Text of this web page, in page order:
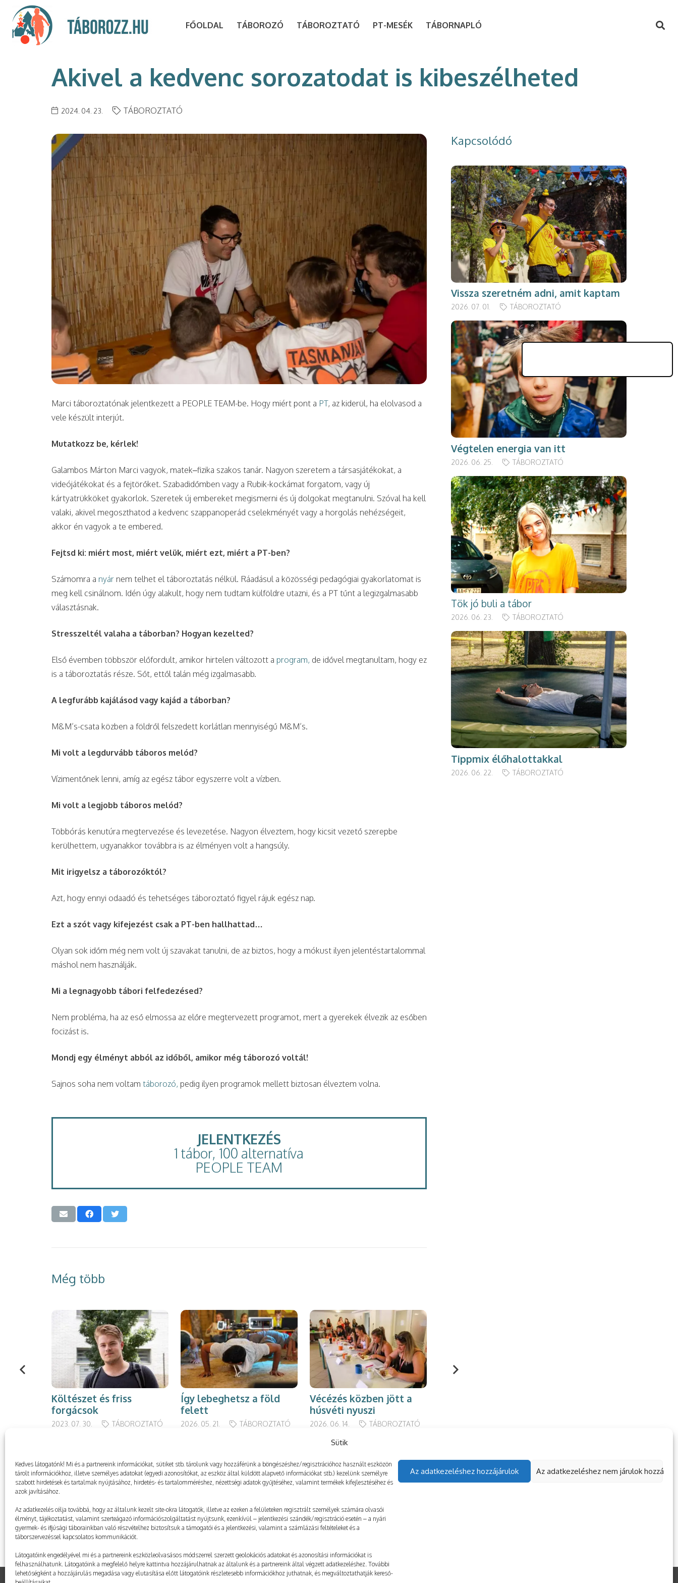
Sütik
Kedves látogatónk! Mi és a partnereink információkat, sütiket stb. tárolunk vagy hozzáférünk a böngészéshez/regisztrációhoz használt eszközön
tárolt információkhoz, illetve személyes adatokat (egyedi azonosítókat, az eszköz által küldött alapvető információkat stb.) kezelünk személyre
szabott hirdetések és tartalmak nyújtásához, hirdetés- és tartalomméréshez, nézettségi adatok gyűjtéséhez, valamint termékek kifejlesztéséhez és
azok javításához.
Az adatkezelés célja továbbá, hogy az általunk kezelt site-okra látogatók, illetve az ezeken a felületeken regisztrált személyek számára olvasói
élményt, tájékoztatást, valamint szerteágazó információszolgáltatást nyújtsunk, ezenkívül – jelentkezési szándék/regisztráció esetén – a nyári
gyermek- és ifjúsági táborainkban való részvételhez biztosítsuk a támogatói és a jelentkezési, valamint a számlázási feltételeket és a
táborszervezéssel kapcsolatos kommunikációt.
Látogatóink engedélyével mi és a partnereink eszközleolvasásos módszerrel szerzett geolokációs adatokat és azonosítási információkat is
felhasználhatunk. Látogatóink a megfelelő helyre kattintva hozzájárulhatnak az általunk és a partnereink által végzett adatkezeléshez. További
lehetőségként a hozzájárulás megadása vagy elutasítása előtt látogatóink részletesebb információkhoz juthatnak, és megváltoztathatják kereső-
Az adatkezeléshez hozzájárulok Az adatkezeléshez nem járulok hozzá
FŐOLDAL TÁBOROZÓ TÁBOROZTATÓ PT-MESÉK TÁBORNAPLÓ
Akivel a kedvenc sorozatodat is kibeszélheted
2024. 04. 23. TÁBOROZTATÓ
Marci táboroztatónak jelentkezett a PEOPLE TEAM-be. Hogy miért pont a PT, az kiderül, ha elolvasod a
vele készült interjút.
Mutatkozz be, kérlek!
Galambos Márton Marci vagyok, matek–fizika szakos tanár. Nagyon szeretem a társasjátékokat, a
videójátékokat és a fejtörőket. Szabadidőmben vagy a Rubik-kockámat forgatom, vagy új
kártyatrükköket gyakorlok. Szeretek új embereket megismerni és új dolgokat megtanulni. Szóval ha kell
valaki, akivel megoszthatod a kedvenc szappanoperád cselekményét vagy a horgolás nehézségeit,
akkor én vagyok a te embered.
Fejtsd ki: miért most, miért velük, miért ezt, miért a PT-ben?
Számomra a nyár nem telhet el táboroztatás nélkül. Ráadásul a közösségi pedagógiai gyakorlatomat is
meg kell csinálnom. Idén úgy alakult, hogy nem tudtam külföldre utazni, és a PT tűnt a legizgalmasabb
választásnak.
Stresszeltél valaha a táborban? Hogyan kezelted?
Első évemben többször előfordult, amikor hirtelen változott a program, de idővel megtanultam, hogy ez
is a táboroztatás része. Sőt, ettől talán még izgalmasabb.
A legfurább kajálásod vagy kajád a táborban?
M&M’s-csata közben a földről felszedett korlátlan mennyiségű M&M’s.
Mi volt a legdurvább táboros melód?
Vízimentőnek lenni, amíg az egész tábor egyszerre volt a vízben.
Mi volt a legjobb táboros melód?
Többórás kenutúra megtervezése és levezetése. Nagyon élveztem, hogy kicsit vezető szerepbe
kerülhettem, ugyanakkor továbbra is az élményen volt a hangsúly.
Mit irigyelsz a táborozóktól?
Azt, hogy ennyi odaadó és tehetséges táboroztató figyel rájuk egész nap.
Ezt a szót vagy kifejezést csak a PT-ben hallhattad…
Olyan sok időm még nem volt új szavakat tanulni, de az biztos, hogy a mókust ilyen jelentéstartalommal
máshol nem használják.
Mi a legnagyobb tábori felfedezésed?
Nem probléma, ha az eső elmossa az előre megtervezett programot, mert a gyerekek élvezik az esőben
focizást is.
Mondj egy élményt abból az időből, amikor még táborozó voltál!
Sajnos soha nem voltam táborozó, pedig ilyen programok mellett biztosan élveztem volna.
JELENTKEZÉS
1 tábor, 100 alternatíva
PEOPLE TEAM
Kapcsolódó
Vissza szeretném adni, amit kaptam
2026. 07. 01. TÁBOROZTATÓ
Végtelen energia van itt
2026. 06. 25. TÁBOROZTATÓ
Tök jó buli a tábor
2026. 06. 23. TÁBOROZTATÓ
Tippmix élőhalottakkal
2026. 06. 22. TÁBOROZTATÓ
Még több
Költészet és friss
forgácsok
2023. 07. 30. TÁBOROZTATÓ
Így lebeghetsz a föld
felett
2026. 05. 21. TÁBOROZTATÓ
Vécézés közben jött a
húsvéti nyuszi
2026. 06. 14. TÁBOROZTATÓ